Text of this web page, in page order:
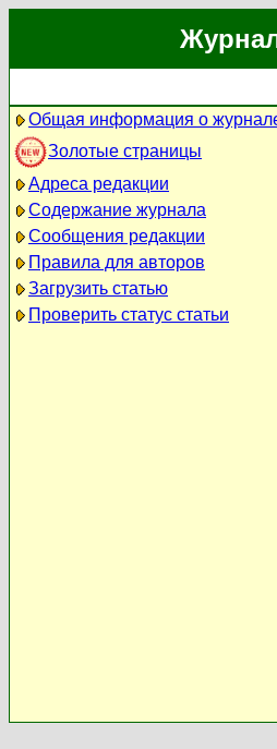
Общая информация о
Золотые страницы
Адреса редакции
Содержание журнала
Сообщения редакции
Правила для авторов
Загрузить статью
Проверить статус статьи